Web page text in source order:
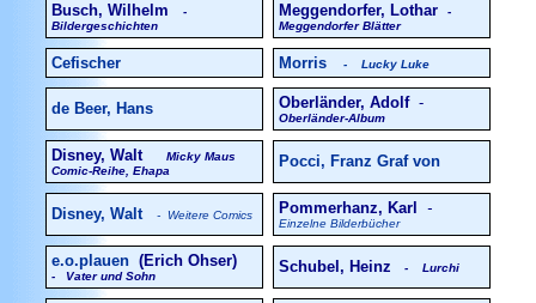
Busch, Wilhelm
-
Bildergeschichten
Meggendorfer, Lothar
-
Meggendorfer Blätter
Cefischer Morris - Lucky Luke
de Beer, Hans Oberländer, Adolf-
Oberländer-Album
Disney, Walt
Micky Maus
Comic-Reihe, Ehapa
Pocci, Franz Graf von
Disney, Walt - Weitere Comics Pommerhanz, Karl -
Einzelne Bilderbücher
e.o.plauen (Erich Ohser)
- Vater und Sohn
Schubel, Heinz - Lurchi